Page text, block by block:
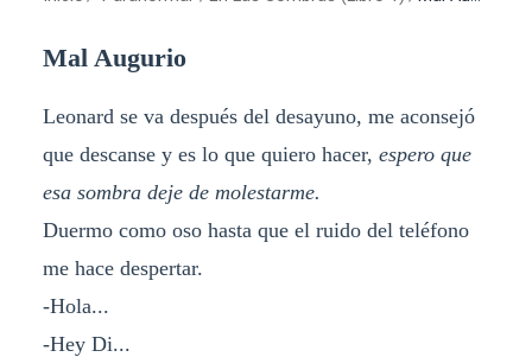
Mal Augurio
Leonard se va después del desayuno, me aconsejó
que descanse y es lo que quiero hacer, espero que
esa sombra deje de molestarme.
Duermo como oso hasta que el ruido del teléfono
me hace despertar.
-Hola...
-Hey Di...